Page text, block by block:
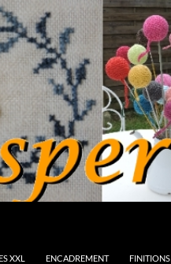
XXL ENCADREMENT FINITIONS